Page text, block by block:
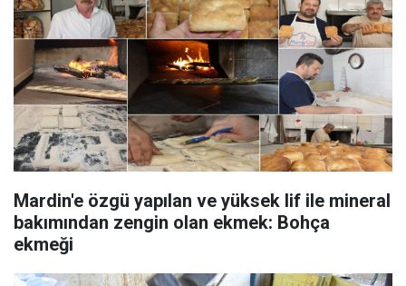
Mardin'e özgü yapılan ve yüksek lif ile mineral
bakımından zengin olan ekmek: Bohça
ekmeği